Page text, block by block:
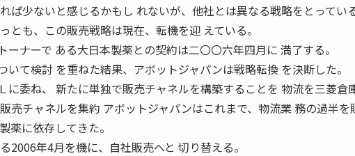
ば少ないと感じるかもし れないが、他社とは異なる戦略をとってい
とも、この販売戦略は現在、転機を迎 えている。
ーナーで ある大日本製薬との契約は二〇〇六年四月に 満了する。
いて検討 を重ねた結果、アボットジャパンは戦略転換 を決断した。
に委ね、 新たに単独で販売チャネルを構築することを 物流を三菱倉
売チャネルを集約 アボットジャパンはこれまで、物流業 務の過半を
薬に依存してきた。
2006年4月を機に、自社販売へと 切り替える。